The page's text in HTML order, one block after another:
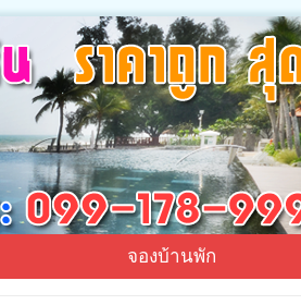
จองบ้านพัก